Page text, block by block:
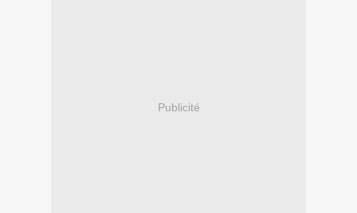
Publicité